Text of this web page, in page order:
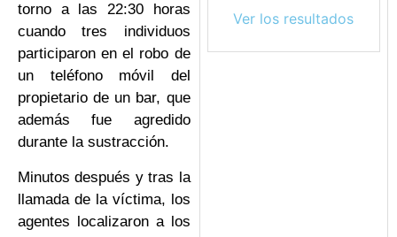
torno a las 22:30 horas
cuando tres individuos
participaron en el robo de
un teléfono móvil del
propietario de un bar, que
además fue agredido
durante la sustracción.
Minutos después y tras la
llamada de la víctima, los
agentes localizaron a los
Ver los resultados